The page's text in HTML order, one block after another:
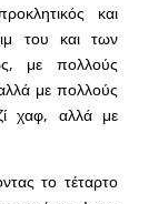
και
του και των
με πολλούς
με πολλούς
χαφ, αλλά με
το τέταρτο